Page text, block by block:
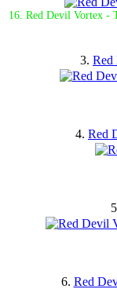
16. Red Devil Vortex -
3. Red
4. Red
6. Red